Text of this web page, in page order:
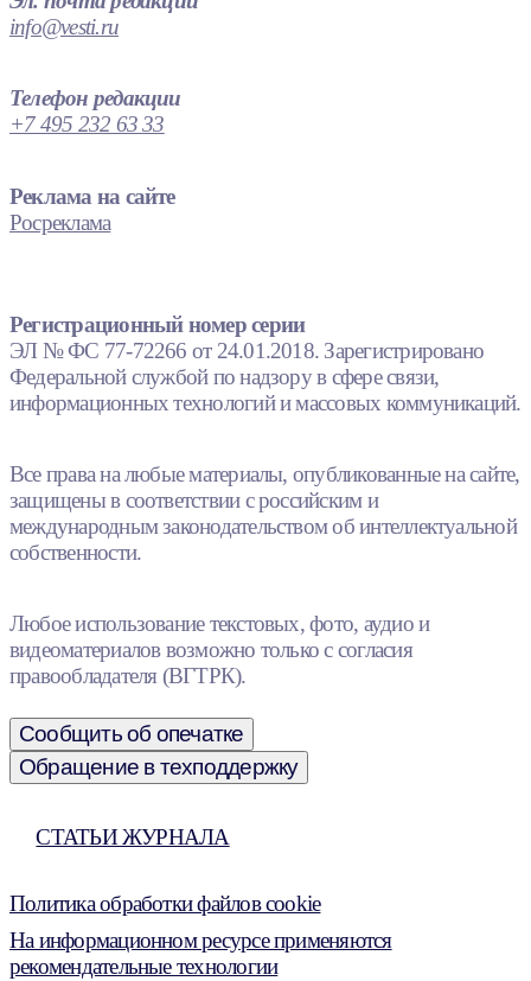
info@vesti.ru
Телефон редакции
+7 495 232 63 33
Реклама на сайте
Росреклама
Регистрационный номер серии
ЭЛ № ФС 77-72266 от 24.01.2018. Зарегистрировано
Федеральной службой по надзору в сфере связи,
информационных технологий и массовых коммуникаций.
Все права на любые материалы, опубликованные на сайте,
защищены в соответствии с российским и
международным законодательством об интеллектуальной
собственности.
Любое использование текстовых, фото, аудио и
видеоматериалов возможно только с согласия
правообладателя (ВГТРК).
Сообщить об опечатке
Обращение в техподдержку
СТАТЬИ ЖУРНАЛА
Политика обработки файлов cookie
На информационном ресурсе применяются
рекомендательные технологии